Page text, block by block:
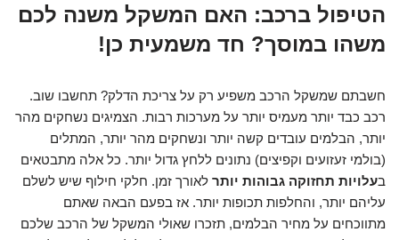
הטיפול ברכב: האם המשקל משנה לכם
משהו במוסך? חד משמעית כן!
חשבתם שמשקל הרכב משפיע רק על צריכת הדלק? תחשבו שוב.
רכב כבד יותר מעמיס יותר על מערכות רבות. הצמיגים נשחקים מהר
יותר, הבלמים עובדים קשה יותר ונשחקים מהר יותר, המתלים
(בולמי זעזועים וקפיצים) נתונים ללחץ גדול יותר. כל אלה מתבטאים
בעלויות תחזוקה גבוהות יותר לאורך זמן. חלקי חילוף שיש לשלם
עליהם יותר, והחלפות תכופות יותר. אז בפעם הבאה שאתם
מתווכחים על מחיר הבלמים, תזכרו שאולי המשקל של הרכב שלכם